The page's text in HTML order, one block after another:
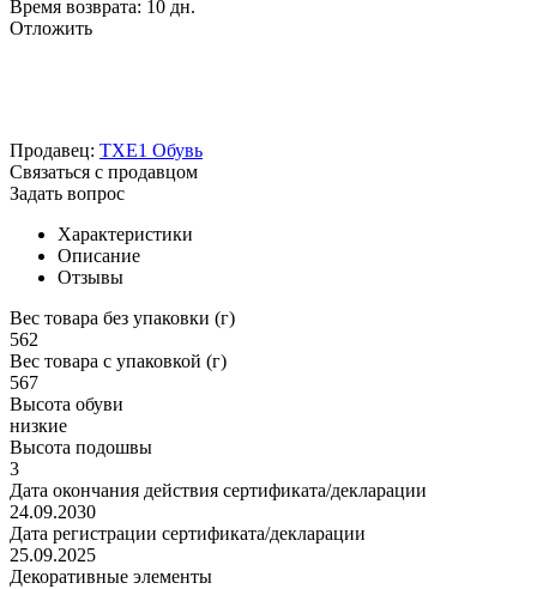
Время возврата: 10 дн.
Отложить
Продавец: TXE1 Обувь
Связаться с продавцом
Задать вопрос
Характеристики
Описание
Отзывы
Вес товара без упаковки (г)
562
Вес товара с упаковкой (г)
567
Высота обуви
низкие
Высота подошвы
3
Дата окончания действия сертификата/декларации
24.09.2030
Дата регистрации сертификата/декларации
25.09.2025
Декоративные элементы